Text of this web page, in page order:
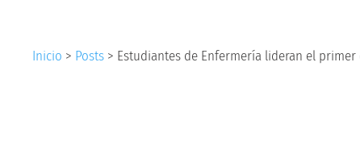
Inicio > Posts > Estudiantes de Enfermería lideran el